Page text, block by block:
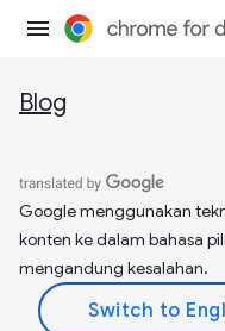
Blog
Google menggunakan
konten ke dalam bahasa
mengandung kesalahan.